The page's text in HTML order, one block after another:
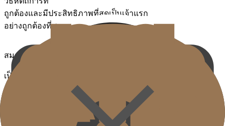
ถูกต้องและมีประสิทธิภาพที่สุดเป็นเจ้าแรก
อย่างถูกต้องที่สุด
สมาชิก Belotero Official BEC & ได้รับรางวัล GRA
เป็นสมาชิก Belotero Official BEC ของ Merz Aesthetics และใน
งาน 2025 Merz Golden Record Awards ได้รับการรับรองอย่างเป็น
ทางการในความเชี่ยวชาญและความสมบูรณ์ของหัตถการ Filler
ผ่านการได้รับรางวัลในประเภท Belotero Filler